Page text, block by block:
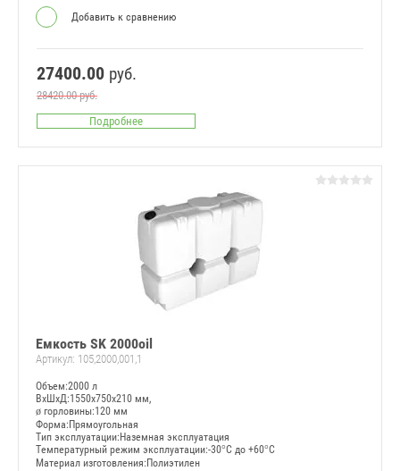
Добавить к сравнению
27400.00 руб.
28420.00руб.
Подробнее
Емкость SK 2000oil
Артикул: 105,2000,001,1
Объем:2000 л
ВxШxД:1550x750x210 мм,
ø горловины:120 мм
Форма:Прямоугольная
Тип эксплуатации:Наземная эксплуатация
Температурный режим эксплуатации:-30°C до +60°C
Материал изготовления:Полиэтилен